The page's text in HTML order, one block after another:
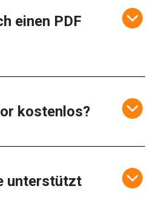
einen PDF
kostenlos?
unterstützt